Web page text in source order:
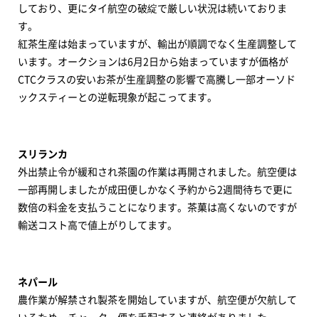
しており、更にタイ航空の破綻で厳しい状況は続いておりま
す。
紅茶生産は始まっていますが、輸出が順調でなく生産調整して
います。オークションは6月2日から始まっていますが価格が
CTCクラスの安いお茶が生産調整の影響で高騰し一部オーソド
ックスティーとの逆転現象が起こってます。
スリランカ
外出禁止令が緩和され茶園の作業は再開されました。航空便は
一部再開しましたが成田便しかなく予約から2週間待ちで更に
数倍の料金を支払うことになります。茶菓は高くないのですが
輸送コスト高で値上がりしてます。
ネパール
農作業が解禁され製茶を開始していますが、航空便が欠航して